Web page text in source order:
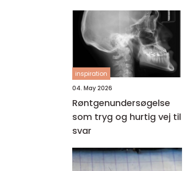
inspiration
04. May 2026
Røntgenundersøgelse
som tryg og hurtig vej til
svar